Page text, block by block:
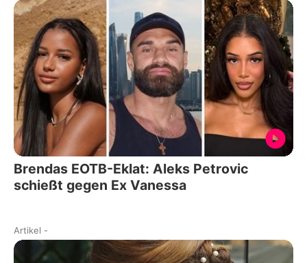
Brendas EOTB-Eklat: Aleks Petrovic
schießt gegen Ex Vanessa
Artikel -